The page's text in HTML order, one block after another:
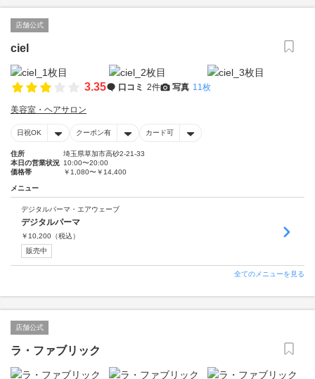
店舗公式
ciel
3.35 口コミ 2件 写真 11枚
美容室・ヘアサロン
日祝OK クーポン有 カード可
住所
埼玉県草加市高砂2-21-33
本日の営業状況 10:00〜20:00
価格帯
￥1,080〜￥14,400
メニュー
デジタルパーマ・エアウェーブ
デジタルパーマ
￥ 10,200 （税込）
販売中
全てのメニューを見る
店舗公式
ラ・ファブリック